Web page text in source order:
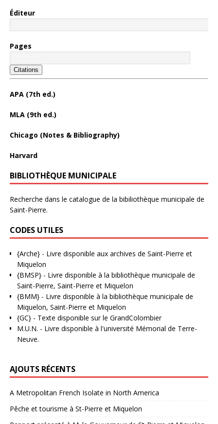
Éditeur
Pages
Citations
APA (7th ed.)
MLA (9th ed.)
Chicago (Notes & Bibliography)
Harvard
BIBLIOTHÈQUE MUNICIPALE
Recherche dans le catalogue de la bibiliothèque municipale de
Saint-Pierre.
CODES UTILES
{Arche} - Livre disponible aux archives de Saint-Pierre et
Miquelon
{BMSP} - Livre disponible à la bibliothèque municipale de
Saint-Pierre, Saint-Pierre et Miquelon
{BMM} - Livre disponible à la bibliothèque municipale de
Miquelon, Saint-Pierre et Miquelon
{GC} - Texte disponible sur le GrandColombier
M.U.N. - Livre disponible à l'université Mémorial de Terre-
Neuve.
AJOUTS RÉCENTS
A Metropolitan French Isolate in North America
Pêche et tourisme à St-Pierre et Miquelon